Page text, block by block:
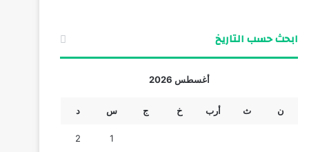
ابحث حسب التاريخ
أغسطس 2026
ن ث أرب خ ج س د
1
2